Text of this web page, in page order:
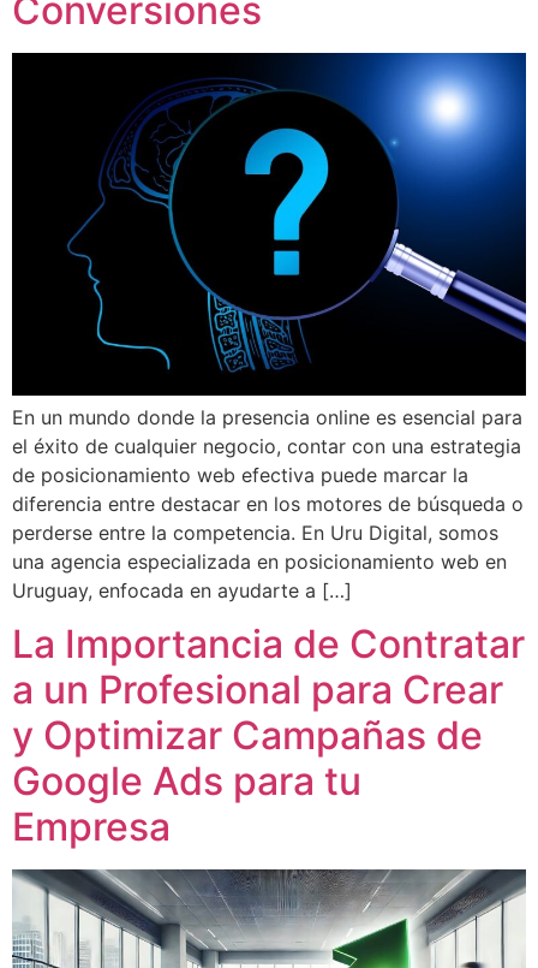
Conversiones
En un mundo donde la presencia online es esencial para
el éxito de cualquier negocio, contar con una estrategia
de posicionamiento web efectiva puede marcar la
diferencia entre destacar en los motores de búsqueda o
perderse entre la competencia. En Uru Digital, somos
una agencia especializada en posicionamiento web en
Uruguay, enfocada en ayudarte a […]
La Importancia de Contratar
a un Profesional para Crear
y Optimizar Campañas de
Google Ads para tu
Empresa